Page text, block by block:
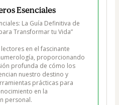
Esenciales
La Guía Definitiva de
Transformar tu Vida”
en el fascinante
proporcionando
profunda de cómo los
nuestro destino y
prácticas para
en la
personal.